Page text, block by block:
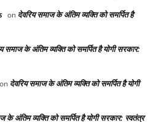
on देवरिय समाज के अंतिम व्यक्ति को समर्पित है
समाज के अंतिम व्यक्ति को समर्पित है योगी सरकार:
on देवरिय समाज के अंतिम व्यक्ति को समर्पित है योगी
के अंतिम व्यक्ति को समर्पित है योगी सरकार: स्वतंत्र